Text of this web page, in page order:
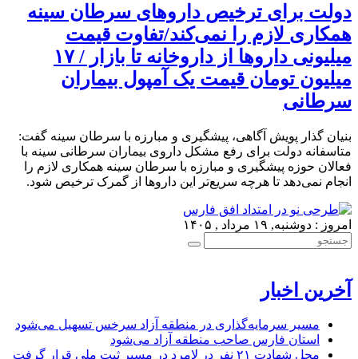
دولت برای ترخیص داروهای سرطان سینه
همکاری لازم را نمی‌کند/تفاوت قیمت
میلیونی داروها از داروخانه تا بازار / ۱۷
میلیون تومان قیمت یک آمپول بیماران
سرطانی
بنیان گذار پویش آگاهی، پیشگیری و مبارزه با سرطان سینه گفت:
متاسفانه دولت برای رفع مشکل داروی بیماران سرطانی سینه با
فعالان حوزه پیشگیری و مبارزه با سرطان سینه همکاری لازم را
انجام نمی‌‌دهد تا هرچه سریع‌تر این داروها از گمرک ترخیص شود.
امروز : دوشنبه, ۱۹ مرداد , ۱۴۰۵
آخرین اخبار
مسیر سرمایه‌گذاری در منطقه آزاد سرخس تسهیل می‌شود
استان فارس صاحب منطقه آزاد می‌شود
محل شهادت ۲۱ نفر در لامرد در مسیر ثبت ملی قرار گرفت